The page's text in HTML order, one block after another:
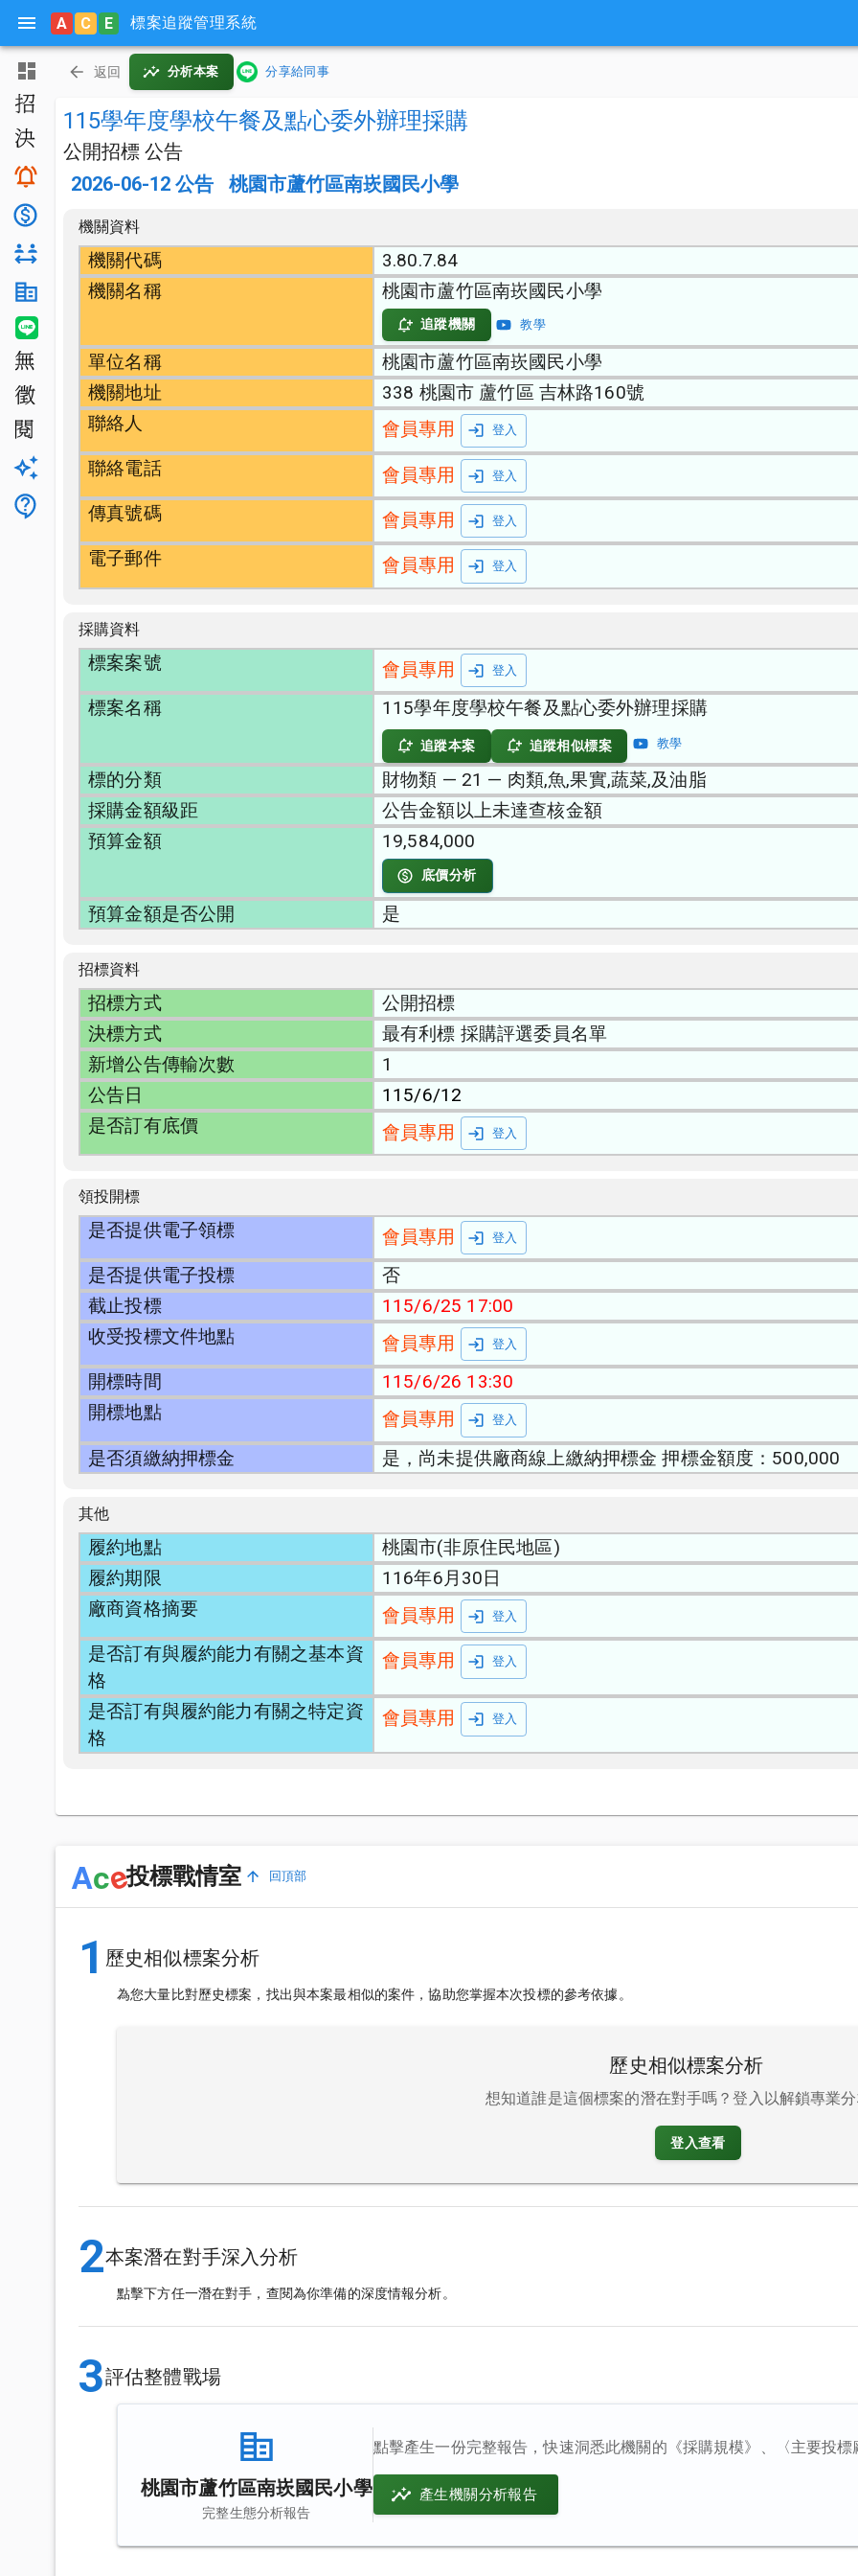
A C E 標案追蹤管理系統
主頁
招標公告
決標公告
搜尋與追蹤
對手分析
機關生態分析
無法決標
公開徵求
公開閱覽
升級方案
客服
返回 分析本案 分享給同事
115學年度學校午餐及點心委外辦理採購
公開招標 公告
2026-06-12 公告 桃園市蘆竹區南崁國民小學
機關資料
機關代碼
3.80.7.84
機關名稱
桃園市蘆竹區南崁國民小學
追蹤機關 教學
單位名稱
桃園市蘆竹區南崁國民小學
機關地址
338 桃園市 蘆竹區 吉林路160號
聯絡人
會員專用 登入
聯絡電話 會員專用 登入
傳真號碼 會員專用 登入
電子郵件 會員專用 登入
採購資料
標案案號 會員專用 登入
標案名稱 115學年度學校午餐及點心委外辦理採購
追蹤本案 追蹤相似標案 教學
標的分類
財物類 — 21 — 肉類,魚,果實,蔬菜,及油脂
採購金額級距
公告金額以上未達查核金額
預算金額
19,584,000
底價分析
預算金額是否公開 是
招標資料
招標方式
公開招標
決標方式
最有利標 採購評選委員名單
新增公告傳輸次數
1
公告日
115/6/12
是否訂有底價
會員專用 登入
領投開標
是否提供電子領標 會員專用 登入
是否提供電子投標
否
截止投標
115/6/25 17:00
收受投標文件地點
會員專用 登入
開標時間
115/6/26 13:30
開標地點
會員專用 登入
是否須繳納押標金 是，尚未提供廠商線上繳納押標金 押標金額度：500,000
其他
履約地點
桃園市(非原住民地區)
履約期限
116年6月30日
廠商資格摘要
會員專用 登入
是否訂有與履約能力有關之基本資
格
會員專用 登入
是否訂有與履約能力有關之特定資
格
會員專用 登入
Ace投標戰情室 回頂部
1 歷史相似標案分析
為您大量比對歷史標案，找出與本案最相似的案件，協助您掌握本次投標的參考依據。
歷史相似標案分析
想知道誰是這個標案的潛在對手嗎？登入以解鎖專業
登入查看
2本案潛在對手深入分析
點擊下方任一潛在對手，查閱為你準備的深度情報分析。
3評估整體戰場
桃園市蘆竹區南崁國民小學
完整生態分析報告
點擊產生一份完整報告，快速洞悉此機關的《採購規模》、〈主要投
產生機關分析報告